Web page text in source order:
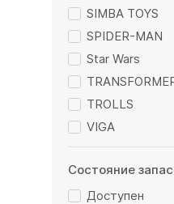
SIMBA TOYS
SPIDER-MAN
Star Wars
TROLLS
VIGA
Состояние
Доступен